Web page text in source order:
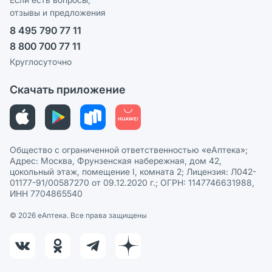
Ваши товары на ЕАПТЕКЕ
СМИ о нас
Политика конфиденциальности
Пользовательское соглашение
Политика рекомендаций
Политика в отношении обработки персональных данных
отзывы и предложения
8 495 790 77 11
8 800 700 77 11
Круглосуточно
Скачать приложение
Общество с ограниченной ответственностью «еАптека»;
Адрес: Москва, Фрунзенская набережная, дом 42,
цокольный этаж, помещение I, комната 2; Лицензия: Л042-
01177-91/00587270 от 09.12.2020 г.; ОГРН: 1147746631988,
ИНН 7704865540
© 2026 eАптека. Все права защищены